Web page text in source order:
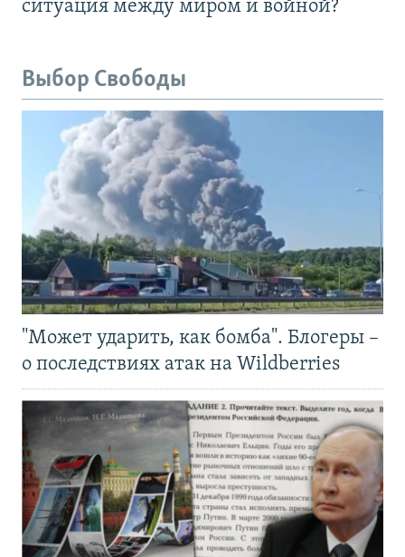
ситуация между миром и войной?
Выбор Свободы
"Может ударить, как бомба". Блогеры –
о последствиях атак на Wildberries